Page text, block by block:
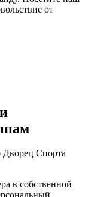
от
в собственной